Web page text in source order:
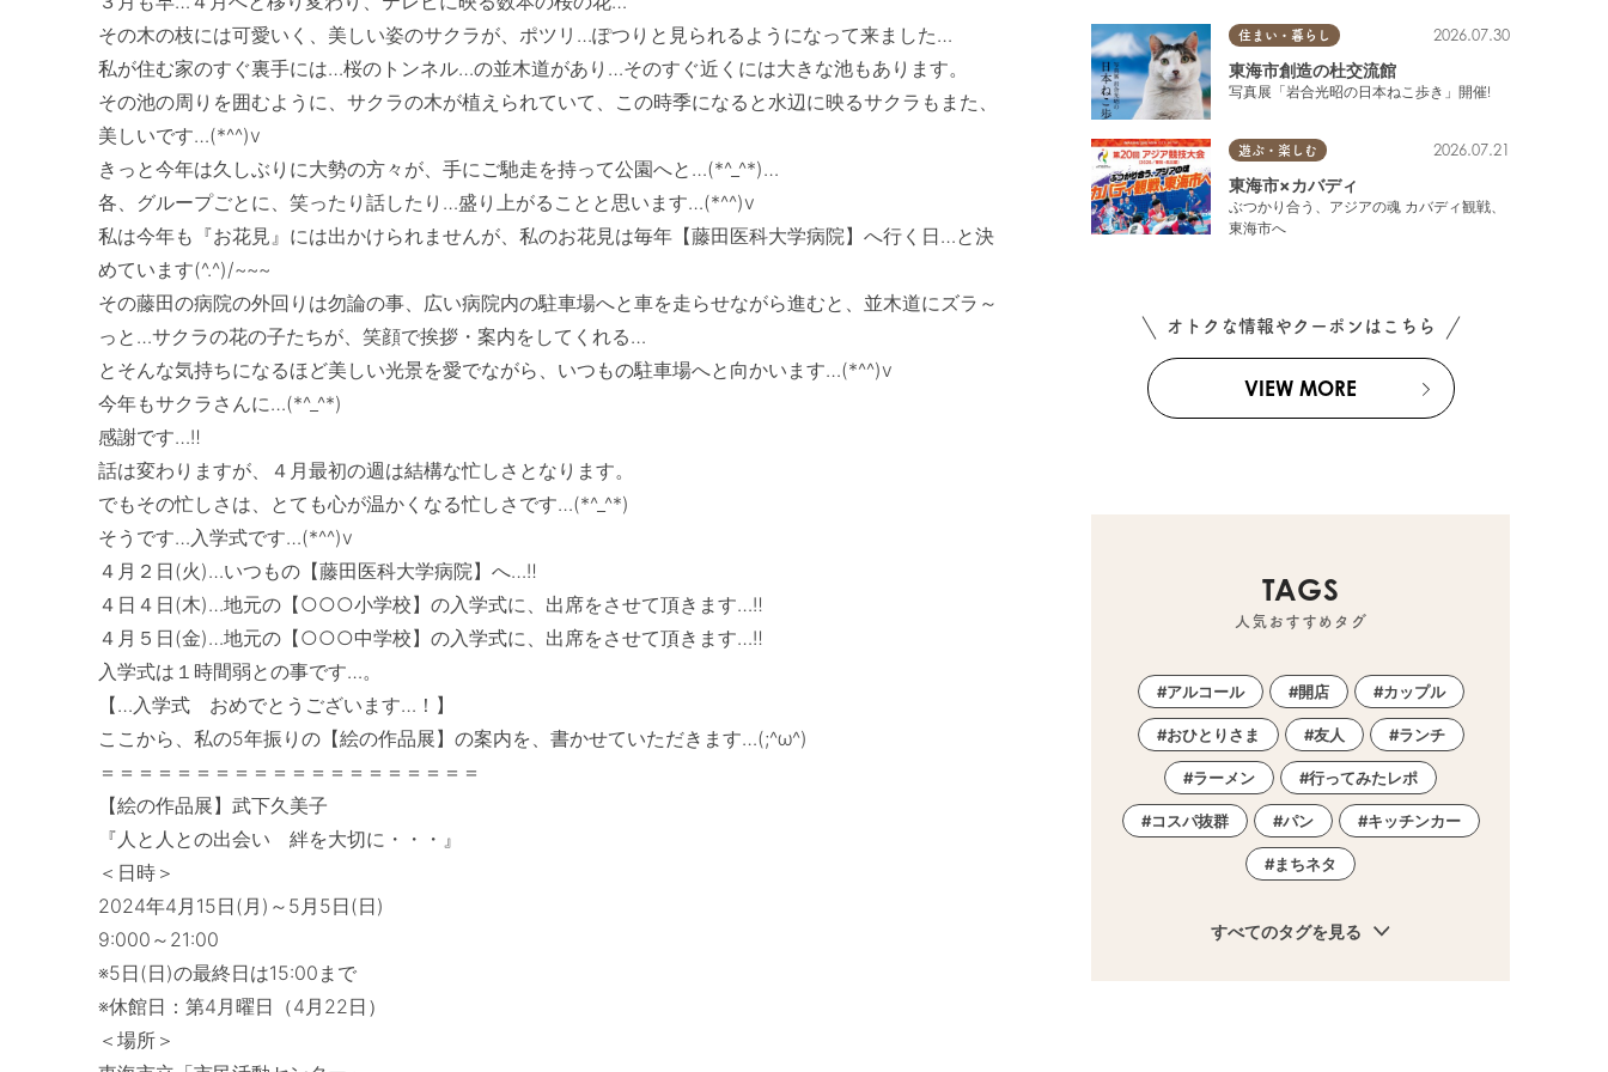
その木の枝には可愛いく、美しい姿のサクラが、ポツリ…ぽつりと見られるようになって来ました…
私が住む家のすぐ裏手には…桜のトンネル…の並木道があり…そのすぐ近くには大きな池もあります。
その池の周りを囲むように、サクラの木が植えられていて、この時季になると水辺に映るサクラもまた、
美しいです…(*^^)v
きっと今年は久しぶりに大勢の方々が、手にご馳走を持って公園へと…(*^_^*)…
各、グループごとに、笑ったり話したり…盛り上がることと思います…(*^^)v
私は今年も『お花見』には出かけられませんが、私のお花見は毎年【藤田医科大学病院】へ行く日…と決
めています(^.^)/~~~
その藤田の病院の外回りは勿論の事、広い病院内の駐車場へと車を走らせながら進むと、並木道にズラ～
っと…サクラの花の子たちが、笑顔で挨拶・案内をしてくれる…
とそんな気持ちになるほど美しい光景を愛でながら、いつもの駐車場へと向かいます…(*^^)v
今年もサクラさんに…(*^_^*)
感謝です…‼
話は変わりますが、４月最初の週は結構な忙しさとなります。
でもその忙しさは、とても心が温かくなる忙しさです…(*^_^*)
そうです…入学式です…(*^^)v
４月２日(火)…いつもの【藤田医科大学病院】へ…‼
４日４日(木)…地元の【○○○小学校】の入学式に、出席をさせて頂きます…‼
４月５日(金)…地元の【○○○中学校】の入学式に、出席をさせて頂きます…‼
入学式は１時間弱との事です…。
【…入学式　おめでとうございます…！】
ここから、私の5年振りの【絵の作品展】の案内を、書かせていただきます…(;^ω^)
＝＝＝＝＝＝＝＝＝＝＝＝＝＝＝＝＝＝＝＝
【絵の作品展】武下久美子
『人と人との出会い　絆を大切に・・・』
＜日時＞
2024年4月15日(月)～5月5日(日)
9:000～21:00
※5日(日)の最終日は15:00まで
※休館日：第4月曜日（4月22日）
＜場所＞
住まい・暮らし 2026.07.30
東海市創造の杜交流館
写真展「岩合光昭の日本ねこ歩き」開催!
遊ぶ・楽しむ 2026.07.21
東海市×カバディ
ぶつかり合う、アジアの魂 カバディ観戦、
東海市へ
オトクな情報やクーポンはこちら
VIEW MORE
TAGS
人気おすすめタグ
アルコール 開店 カップル
おひとりさま 友人 ランチ
ラーメン 行ってみたレポ
コスパ抜群 パン キッチンカー
まちネタ
すべてのタグを見る